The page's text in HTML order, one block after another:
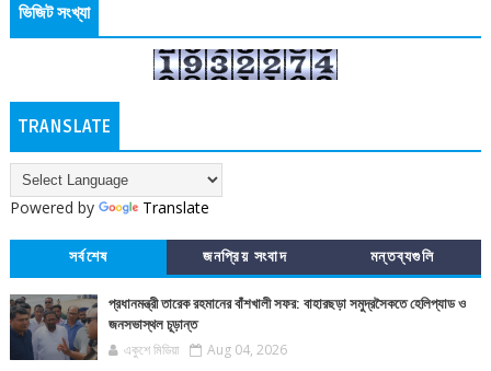
ভিজিট সংখ্যা
TRANSLATE
Powered by Translate
সর্বশেষ জনপ্রিয় সংবাদ মন্তব্যগুলি
প্রধানমন্ত্রী তারেক রহমানের বাঁশখালী সফর: বাহারছড়া সমুদ্রসৈকতে হেলিপ্যাড ও
জনসভাস্থল চূড়ান্ত
একুশে মিডিয়া Aug 04, 2026